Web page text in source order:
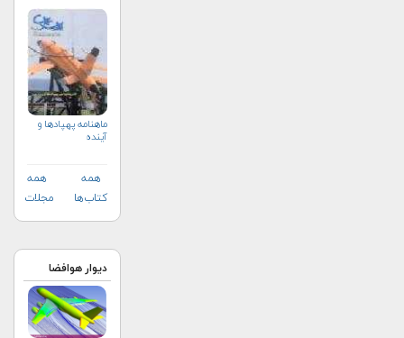
ماهنامه پهپادها و
آینده
همه
کتاب‌ها
همه
مجلات
دیوار هوافضا